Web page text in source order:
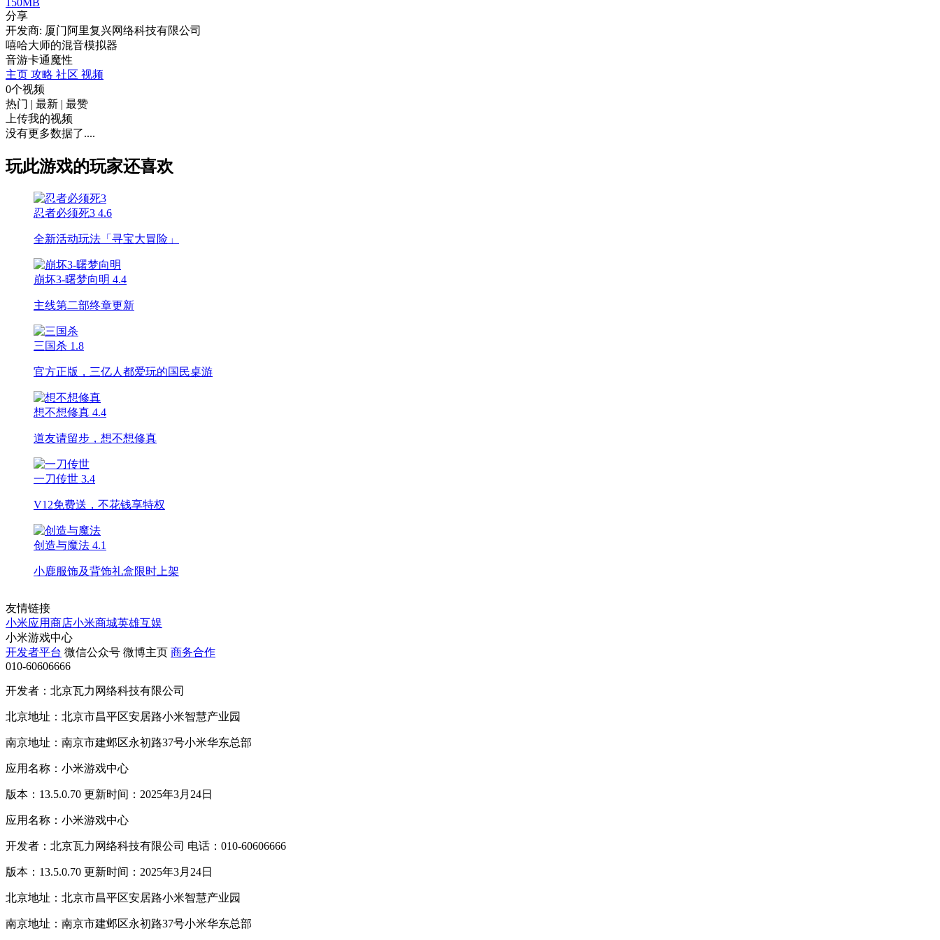
分享
开发商: 厦门阿里复兴网络科技有限公司
嘻哈大师的混音模拟器
音游卡通魔性
主页 攻略 社区 视频
0个视频
热门 | 最新 | 最赞
上传我的视频
没有更多数据了....
玩此游戏的玩家还喜欢
忍者必须死3 4.6
全新活动玩法「寻宝大冒险」
崩坏3-曙梦向明 4.4
主线第二部终章更新
三国杀 1.8
官方正版，三亿人都爱玩的国民桌游
想不想修真 4.4
道友请留步，想不想修真
一刀传世 3.4
V12免费送，不花钱享特权
创造与魔法 4.1
小鹿服饰及背饰礼盒限时上架
友情链接
小米应用商店小米商城英雄互娱
小米游戏中心
开发者平台 微信公众号 微博主页 商务合作
010-60606666
开发者：北京瓦力网络科技有限公司
北京地址：北京市昌平区安居路小米智慧产业园
南京地址：南京市建邺区永初路37号小米华东总部
应用名称：小米游戏中心
版本：13.5.0.70 更新时间：2025年3月24日
应用名称：小米游戏中心
开发者：北京瓦力网络科技有限公司 电话：010-60606666
版本：13.5.0.70 更新时间：2025年3月24日
北京地址：北京市昌平区安居路小米智慧产业园
南京地址：南京市建邺区永初路37号小米华东总部